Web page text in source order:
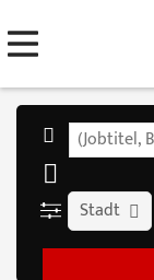
Stadt